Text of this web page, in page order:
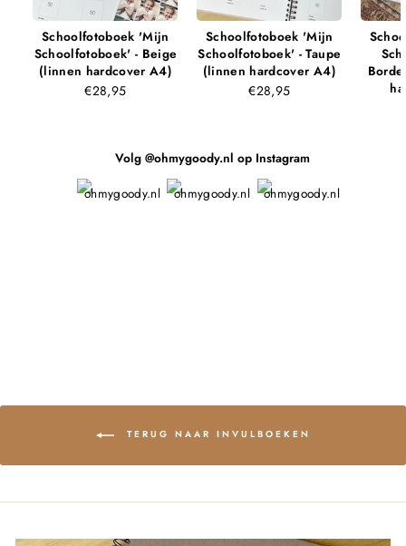
Schoolfotoboek 'Mijn
Schoolfotoboek' - Beige
(linnen hardcover A4)
€28,95
Schoolfotoboek 'Mijn
Schoolfotoboek' - Taupe
(linnen hardcover A4)
€28,95
Volg @ohmygoody.nl op Instagram
TERUG NAAR INVULBOEKEN